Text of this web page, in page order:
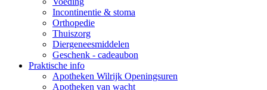
Incontinentie & stoma
Orthopedie
Thuiszorg
Diergeneesmiddelen
Geschenk - cadeaubon
Praktische info
Apotheken Wilrijk Openingsuren
Apotheken van wacht